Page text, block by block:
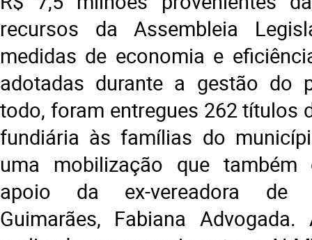
recursos da Assembleia
medidas de economia e
adotadas durante a gestão do
todo, foram entregues 262 títulos
fundiária às famílias do
uma mobilização que
apoio da ex-vereadora de
Guimarães, Fabiana